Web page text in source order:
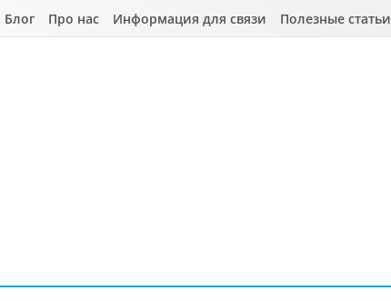
Блог Про нас Информация для связи Полезные статьи